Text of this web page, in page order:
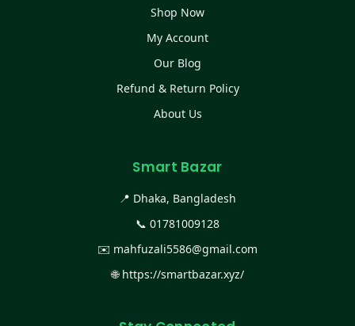
Shop Now
My Account
Our Blog
Refund & Return Policy
About Us
Smart Bazar
📍 Dhaka, Bangladesh
📞 01781009128
✉️ mahfuzali5586@gmail.com
🌐 https://smartbazar.xyz/